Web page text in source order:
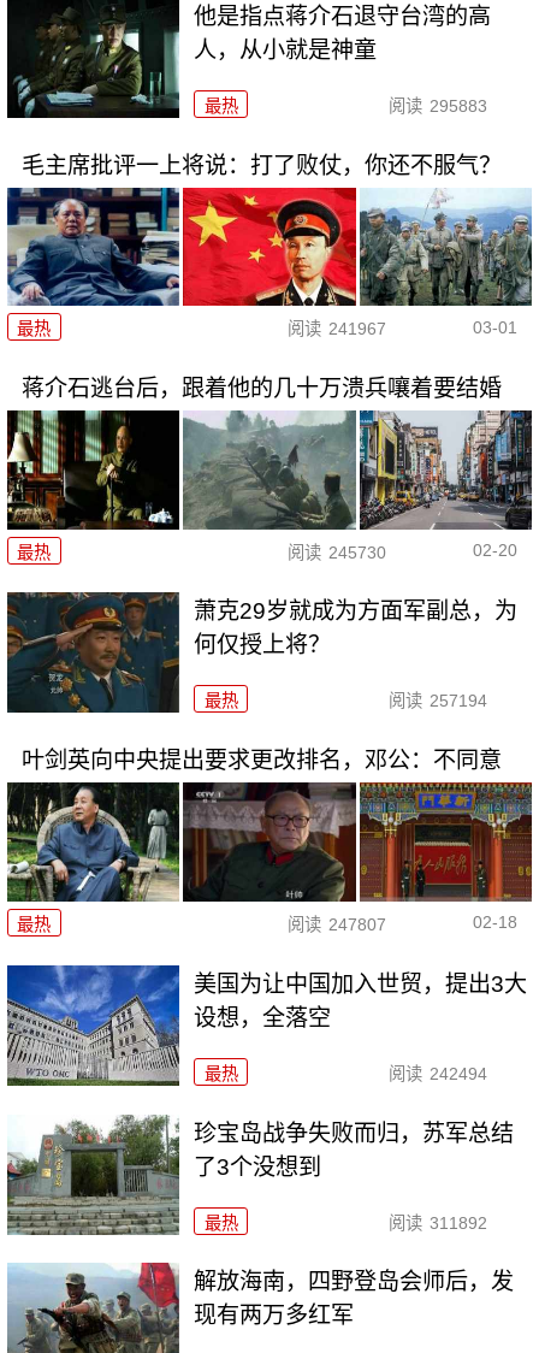
他是指点蒋介石退守台湾的高
人，从小就是神童
最热 阅读 295883
毛主席批评一上将说：打了败仗，你还不服气？
最热 阅读 241967 03-01
蒋介石逃台后，跟着他的几十万溃兵嚷着要结婚
最热 阅读 245730 02-20
萧克29岁就成为方面军副总，为
何仅授上将？
最热 阅读 257194
叶剑英向中央提出要求更改排名，邓公：不同意
最热 阅读 247807 02-18
美国为让中国加入世贸，提出3大
设想，全落空
最热 阅读 242494
珍宝岛战争失败而归，苏军总结
了3个没想到
最热 阅读 311892
解放海南，四野登岛会师后，发
现有两万多红军